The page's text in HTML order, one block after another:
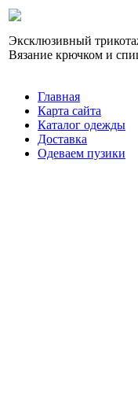
Эксклюзивный
Вязание крючком и
Главная
Карта сайта
Каталог одежды
Доставка
Одеваем пузики